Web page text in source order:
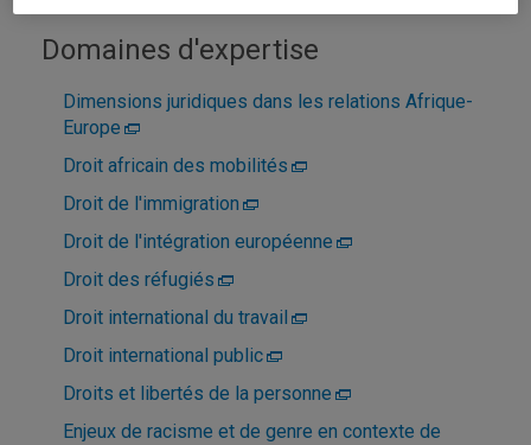
Domaines d'expertise
Dimensions juridiques dans les relations Afrique-
Europe
Droit africain des mobilités
Droit de l'immigration
Droit de l'intégration européenne
Droit des réfugiés
Droit international du travail
Droit international public
Droits et libertés de la personne
Enjeux de racisme et de genre en contexte de